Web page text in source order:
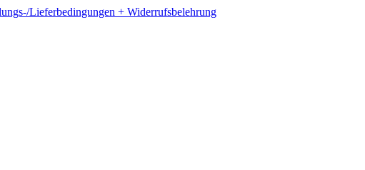
Lieferbedingungen + Widerrufsbelehrung